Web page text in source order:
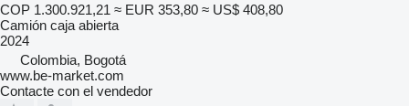
COP 1.300.921,21 ≈ EUR 353,80 ≈ US$ 408,80
Camión caja abierta
2024
Colombia, Bogotá
www.be-market.com
Contacte con el vendedor